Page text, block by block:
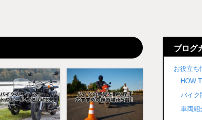
ブログ
お役立ち
HOW
バイク
車両紹